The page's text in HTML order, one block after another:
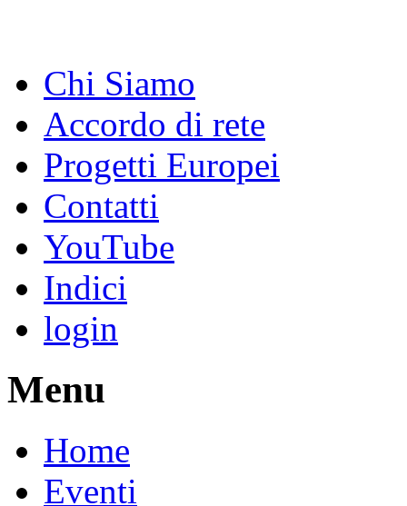
Chi Siamo
Accordo di rete
Progetti Europei
Contatti
YouTube
Indici
login
Menu
Home
Eventi